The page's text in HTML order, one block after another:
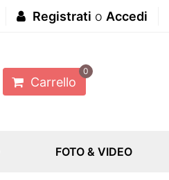
Registrati o Accedi
Carrello
0
FOTO & VIDEO